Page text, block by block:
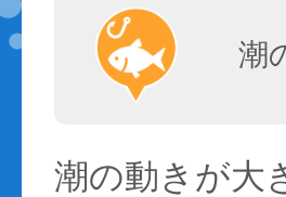
潮
潮の動きが大